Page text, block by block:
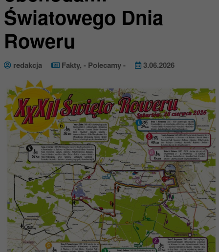
Światowego Dnia
Roweru
redakcja Fakty, - Polecamy - 3.06.2026